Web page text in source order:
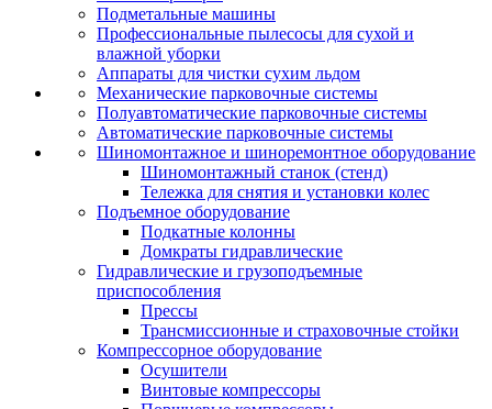
Подметальные машины
Профессиональные пылесосы для сухой и
влажной уборки
Аппараты для чистки сухим льдом
Механические парковочные системы
Полуавтоматические парковочные системы
Автоматические парковочные системы
Шиномонтажное и шиноремонтное оборудование
Шиномонтажный станок (стенд)
Тележка для снятия и установки колес
Подъемное оборудование
Подкатные колонны
Домкраты гидравлические
Гидравлические и грузоподъемные
приспособления
Прессы
Трансмиссионные и страховочные стойки
Компрессорное оборудование
Осушители
Винтовые компрессоры